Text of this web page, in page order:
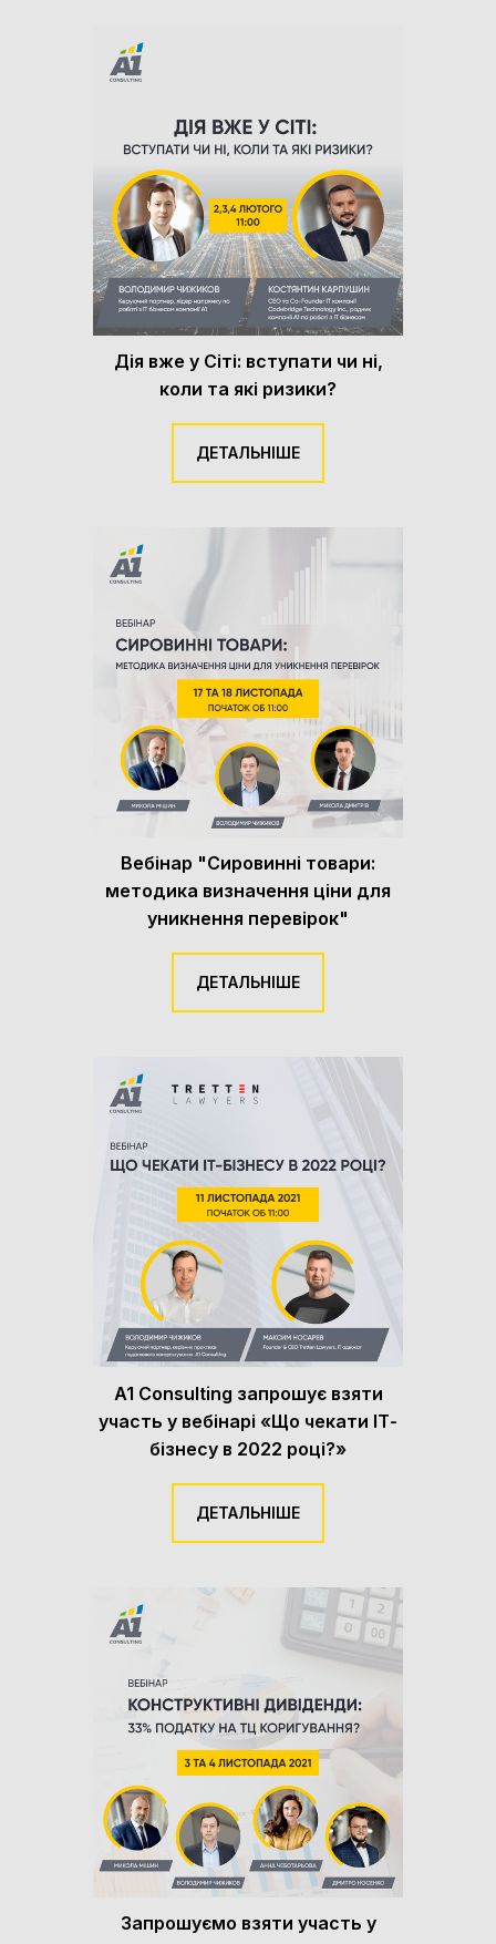
Дія вже у Сіті: вступати чи ні,
коли та які ризики?
ДЕТАЛЬНІШЕ
Вебінар "Сировинні товари:
методика визначення ціни для
уникнення перевірок"
ДЕТАЛЬНІШЕ
A1 Consulting запрошує взяти
участь у вебінарі «Що чекати ІТ-
бізнесу в 2022 році?»
ДЕТАЛЬНІШЕ
Запрошуємо взяти участь у